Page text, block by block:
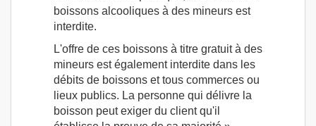
boissons alcooliques à des mineurs est
interdite.
L'offre de ces boissons à titre gratuit à des
mineurs est également interdite dans les
débits de boissons et tous commerces ou
lieux publics. La personne qui délivre la
boisson peut exiger du client qu'il